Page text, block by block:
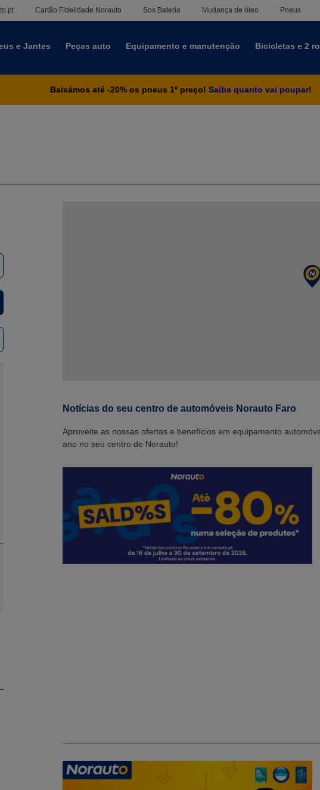
Cartão Fidelidade Norauto Sos Bateria Mudança de óleo Pneus
e Jantes Peças auto Equipamento e manutenção Bicicletas e 2
Baixámos até -20% os pneus 1º preço! Saiba quanto vai poupar!
Notícias do seu centro de automóveis Norauto Faro
Aproveite as nossas ofertas e benefícios em equipamento
ano no seu centro de Norauto!